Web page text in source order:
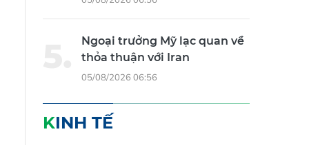
05/08/2026 06:56
Ngoại trưởng Mỹ lạc quan về
thỏa thuận với Iran
05/08/2026 06:56
KINH TẾ